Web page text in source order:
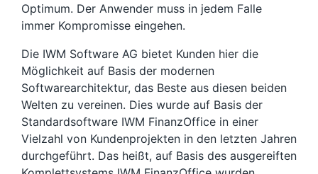
Optimum. Der Anwender muss in jedem Falle
immer Kompromisse eingehen.
Die IWM Software AG bietet Kunden hier die
Möglichkeit auf Basis der modernen
Softwarearchitektur, das Beste aus diesen beiden
Welten zu vereinen. Dies wurde auf Basis der
Standardsoftware IWM FinanzOffice in einer
Vielzahl von Kundenprojekten in den letzten Jahren
durchgeführt. Das heißt, auf Basis des ausgereiften